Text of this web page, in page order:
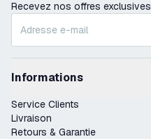
Recevez nos offres exclusives
Informations
Service Clients
Livraison
Retours & Garantie